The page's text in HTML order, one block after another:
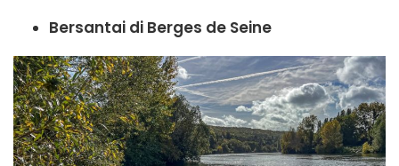
Bersantai di Berges de Seine